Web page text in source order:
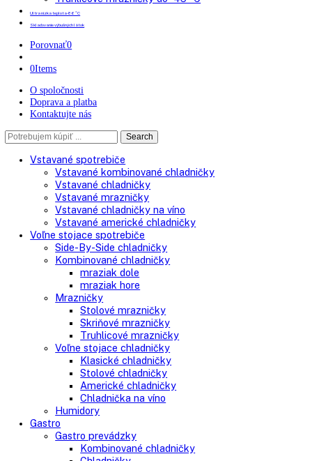
Skriňové mrazničky
Truhlicové mrazničky do -45 °C
Skladovanie výbušných látok
Porovnať
0Items
O spoločnosti
Doprava a platba
Search
Vstavané spotrebiče
Vstavané kombinované chladničky
Vstavané chladničky
Vstavané mrazničky
Vstavané chladničky na víno
Vstavané americké chladničky
Voľne stojace spotrebiče
Side-By-Side chladničky
Kombinované chladničky
mraziak dole
mraziak hore
Mrazničky
Stolové mrazničky
Skriňové mrazničky
Truhlicové mrazničky
Voľne stojace chladničky
Stolové chladničky
Americké chladničky